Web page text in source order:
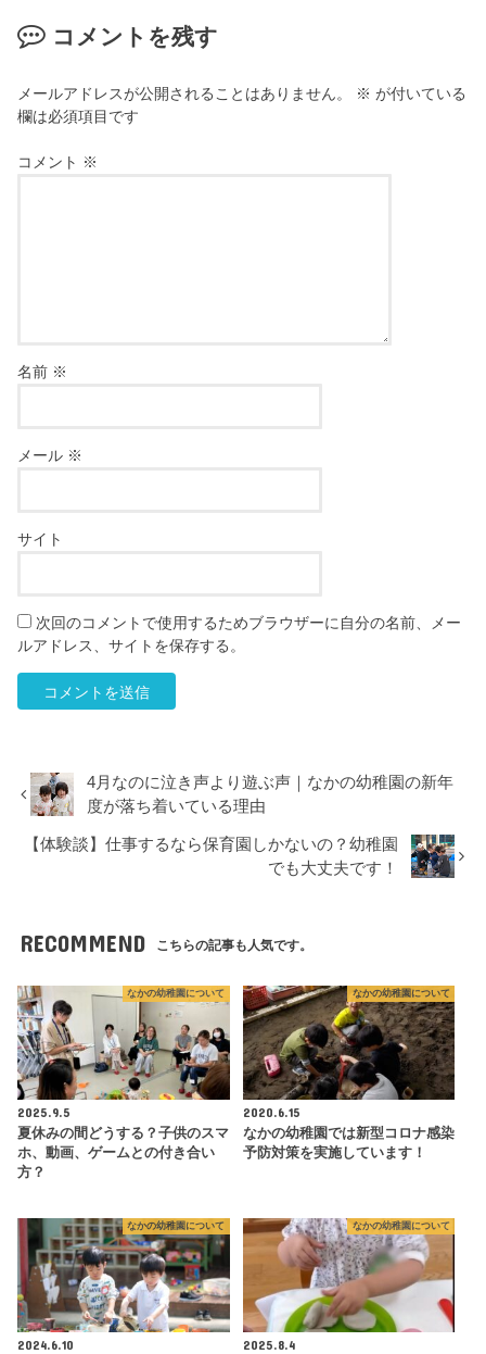
コメントを残す
メールアドレスが公開されることはありません。 ※ が付いている
欄は必須項目です
コメント ※
名前 ※
メール ※
サイト
次回のコメントで使用するためブラウザーに自分の名前、メー
ルアドレス、サイトを保存する。
4月なのに泣き声より遊ぶ声｜なかの幼稚園の新年
度が落ち着いている理由
【体験談】仕事するなら保育園しかないの？幼稚園
でも大丈夫です！
RECOMMEND こちらの記事も人気です。
なかの幼稚園について
2025.9.5
夏休みの間どうする？子供のスマ
ホ、動画、ゲームとの付き合い
方？
なかの幼稚園について
2020.6.15
なかの幼稚園では新型コロナ感染
予防対策を実施しています！
なかの幼稚園について
2024.6.10
なかの幼稚園について
2025.8.4